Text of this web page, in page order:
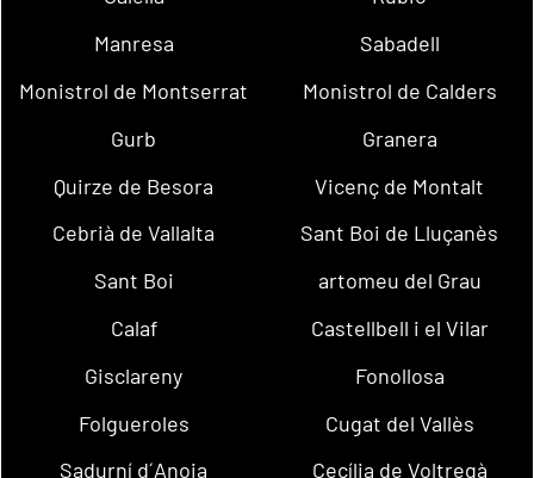
Manresa
Sabadell
Monistrol de Montserrat
Monistrol de Calders
Gurb
Granera
Quirze de Besora
Vicenç de Montalt
Cebrià de Vallalta
Sant Boi de Lluçanès
Sant Boi
artomeu del Grau
Calaf
Castellbell i el Vilar
Gisclareny
Fonollosa
Folgueroles
Cugat del Vallès
Sadurní d´Anoia
Cecília de Voltregà